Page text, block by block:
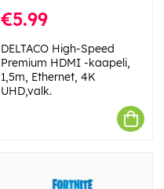
€5.99
DELTACO High-Speed
Premium HDMI -kaapeli,
1,5m, Ethernet, 4K
UHD,valk.